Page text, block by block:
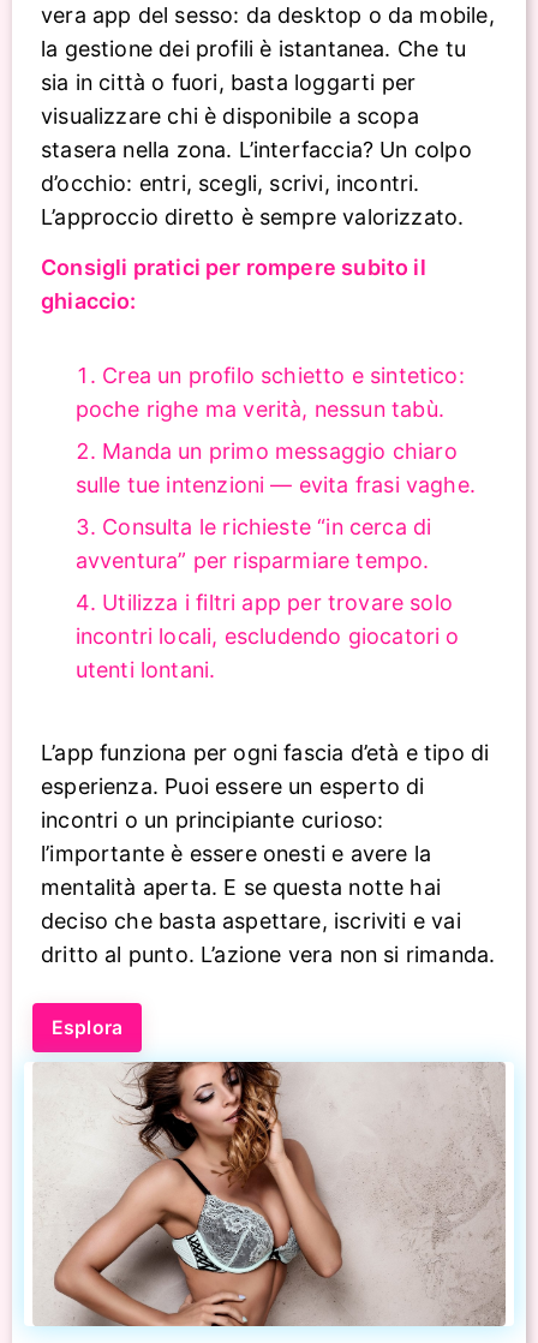
vera app del sesso: da desktop o da mobile,
la gestione dei profili è istantanea. Che tu
sia in città o fuori, basta loggarti per
visualizzare chi è disponibile a scopa
stasera nella zona. L’interfaccia? Un colpo
d’occhio: entri, scegli, scrivi, incontri.
L’approccio diretto è sempre valorizzato.
Consigli pratici per rompere subito il
ghiaccio:
Crea un profilo schietto e sintetico:
poche righe ma verità, nessun tabù.
Manda un primo messaggio chiaro
sulle tue intenzioni — evita frasi vaghe.
Consulta le richieste “in cerca di
avventura” per risparmiare tempo.
Utilizza i filtri app per trovare solo
incontri locali, escludendo giocatori o
utenti lontani.
L’app funziona per ogni fascia d’età e tipo di
esperienza. Puoi essere un esperto di
incontri o un principiante curioso:
l’importante è essere onesti e avere la
mentalità aperta. E se questa notte hai
deciso che basta aspettare, iscriviti e vai
dritto al punto. L’azione vera non si rimanda.
Esplora